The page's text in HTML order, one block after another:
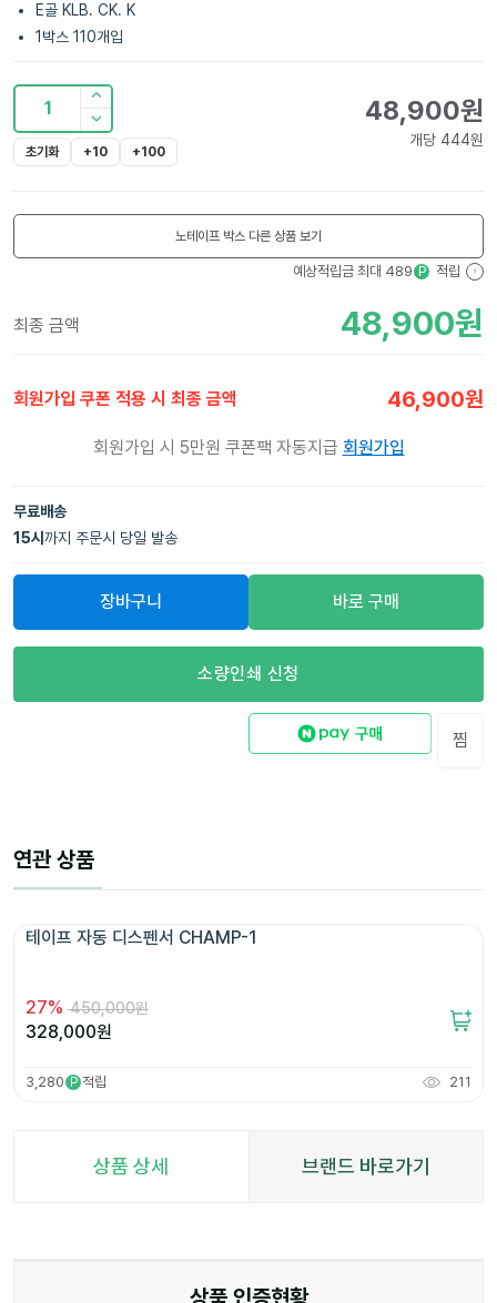
E골 KLB. CK. K
1박스 110개입
1
초기화 +10 +100
48,900원
개당 444원
노테이프 박스 다른 상품 보기
예상적립금 최대 489 P 적립 ?
최종 금액 48,900원
회원가입 쿠폰 적용 시 최종 금액 46,900원
회원가입 시 5만원 쿠폰팩 자동지급 회원가입
무료배송
15시 까지 주문시 당일 발송
장바구니 바로 구매
소량인쇄 신청
찜
연관 상품
테이프 자동 디스펜서 CHAMP-1
27% 450,000원
328,000원
3,280 P 적립 211
상품 상세 브랜드 바로가기
상품 인증현황